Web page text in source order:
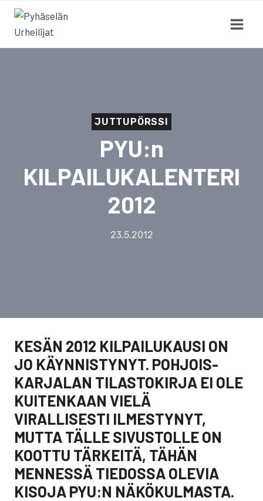
Siirry
sisältöön
JUTTUPÖRSSI
PYU:n
KILPAILUKALENTERI
2012
23.5.2012
KESÄN 2012 KILPAILUKAUSI ON
JO KÄYNNISTYNYT. POHJOIS-
KARJALAN TILASTOKIRJA EI OLE
KUITENKAAN VIELÄ
VIRALLISESTI ILMESTYNYT,
MUTTA TÄLLE SIVUSTOLLE ON
KOOTTU TÄRKEITÄ, TÄHÄN
MENNESSÄ TIEDOSSA OLEVIA
KISOJA PYU:N NÄKÖKULMASTA.